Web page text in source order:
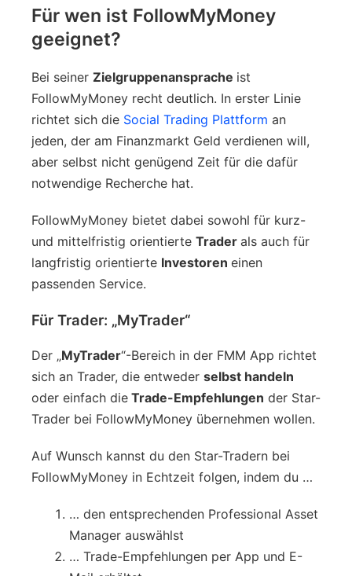
Für wen ist FollowMyMoney
geeignet?
Bei seiner Zielgruppenansprache ist
FollowMyMoney recht deutlich. In erster Linie
richtet sich die Social Trading Plattform an
jeden, der am Finanzmarkt Geld verdienen will,
aber selbst nicht genügend Zeit für die dafür
notwendige Recherche hat.
FollowMyMoney bietet dabei sowohl für kurz-
und mittelfristig orientierte Trader als auch für
langfristig orientierte Investoren einen
passenden Service.
Für Trader: „MyTrader“
Der „MyTrader“-Bereich in der FMM App richtet
sich an Trader, die entweder selbst handeln
oder einfach die Trade-Empfehlungen der Star-
Trader bei FollowMyMoney übernehmen wollen.
Auf Wunsch kannst du den Star-Tradern bei
FollowMyMoney in Echtzeit folgen, indem du …
… den entsprechenden Professional Asset
Manager auswählst
… Trade-Empfehlungen per App und E-